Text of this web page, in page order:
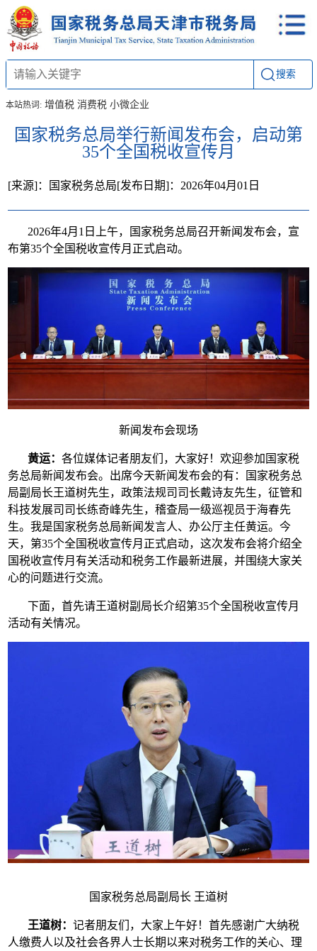
搜索
本站热词: 增值税 消费税 小微企业
国家税务总局举行新闻发布会，启动第
35个全国税收宣传月
[发布日期]：2026年04月01日
[来源]：国家税务总局
2026年4月1日上午，国家税务总局召开新闻发布会，宣
布第35个全国税收宣传月正式启动。
新闻发布会现场
黄运：各位媒体记者朋友们，大家好！欢迎参加国家税
务总局新闻发布会。出席今天新闻发布会的有：国家税务总
局副局长王道树先生，政策法规司司长戴诗友先生，征管和
科技发展司司长练奇峰先生，稽查局一级巡视员于海春先
生。我是国家税务总局新闻发言人、办公厅主任黄运。今
天，第35个全国税收宣传月正式启动，这次发布会将介绍全
国税收宣传月有关活动和税务工作最新进展，并围绕大家关
心的问题进行交流。
下面，首先请王道树副局长介绍第35个全国税收宣传月
活动有关情况。
国家税务总局副局长 王道树
王道树：记者朋友们，大家上午好！首先感谢广大纳税
人缴费人以及社会各界人士长期以来对税务工作的关心、理